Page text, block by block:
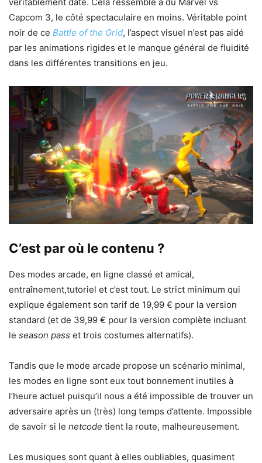
Capcom 3, le côté spectaculaire en moins. Véritable point
noir de ce Battle of the Grid, l’aspect visuel n’est pas aidé
par les animations rigides et le manque général de fluidité
dans les différentes transitions en jeu.
C’est par où le contenu ?
Des modes arcade, en ligne classé et amical,
entraînement,tutoriel et c’est tout. Le strict minimum qui
explique également son tarif de 19,99 € pour la version
standard (et de 39,99 € pour la version complète incluant
le season pass et trois costumes alternatifs).
Tandis que le mode arcade propose un scénario minimal,
les modes en ligne sont eux tout bonnement inutiles à
l’heure actuel puisqu’il nous a été impossible de trouver un
adversaire après un (très) long temps d’attente. Impossible
de savoir si le netcode tient la route, malheureusement.
Les musiques sont quant à elles oubliables, quasiment